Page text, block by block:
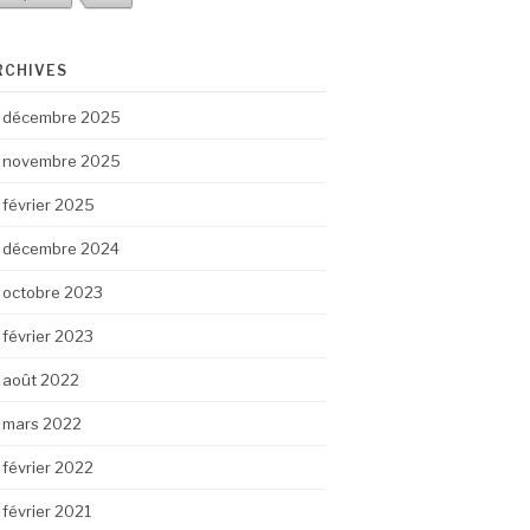
décembre 2025
novembre 2025
février 2025
décembre 2024
octobre 2023
février 2023
août 2022
mars 2022
février 2022
février 2021